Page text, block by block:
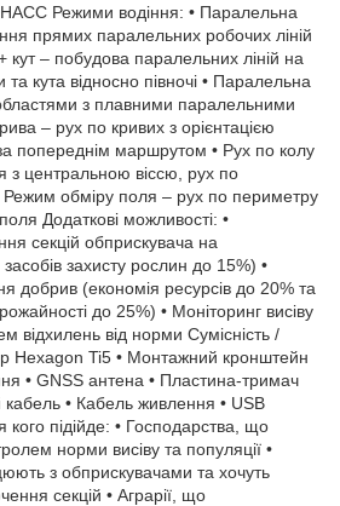
Режими водіння: • Паралельна
прямих паралельних робочих ліній
кут – побудова паралельних ліній на
та кута відносно півночі • Паралельна
з плавними паралельними
– рух по кривих з орієнтацією
за попереднім маршрутом • Рух по колу
з центральною віссю, рух по
Режим обміру поля – рух по периметру
Додаткові можливості: •
секцій обприскувача на
захисту рослин до 15%) •
добрив (економія ресурсів до 20% та
до 25%) • Моніторинг висіву
відхилень від норми Сумісність /
Hexagon Ti5 • Монтажний кронштейн
• GNSS антена • Пластина-тримач
• Кабель живлення • USB
підійде: • Господарства, що
норми висіву та популяції •
з обприскувачами та хочуть
секцій • Аграрії, що